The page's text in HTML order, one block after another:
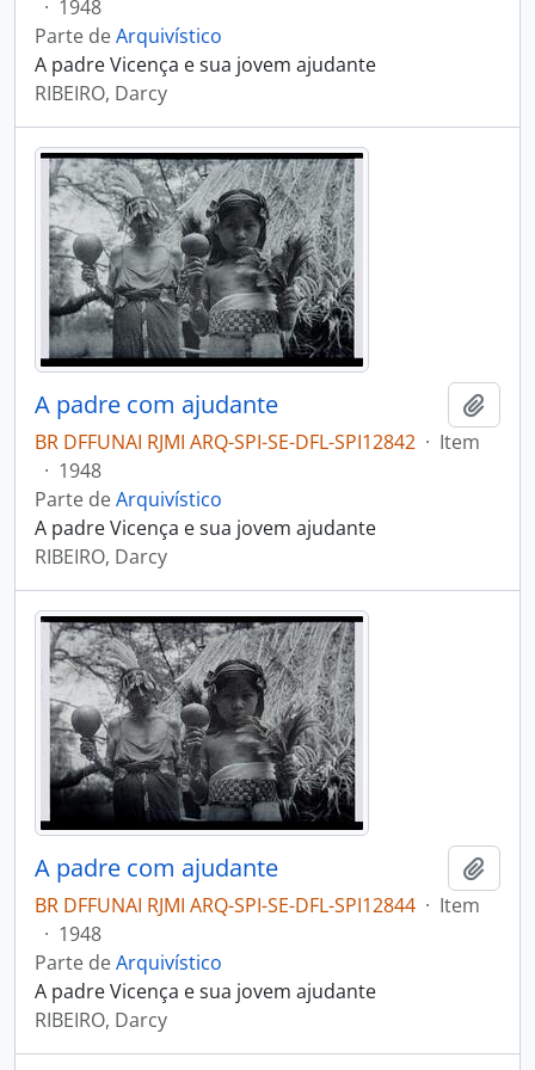
· 1948
Parte deArquivístico
A padre Vicença e sua jovem ajudante
RIBEIRO, Darcy
A padre com ajudante
BR DFFUNAI RJMI ARQ-SPI-SE-DFL-SPI12842 · Item
· 1948
Parte deArquivístico
A padre Vicença e sua jovem ajudante
RIBEIRO, Darcy
A padre com ajudante
BR DFFUNAI RJMI ARQ-SPI-SE-DFL-SPI12844 · Item
· 1948
Parte deArquivístico
A padre Vicença e sua jovem ajudante
RIBEIRO, Darcy